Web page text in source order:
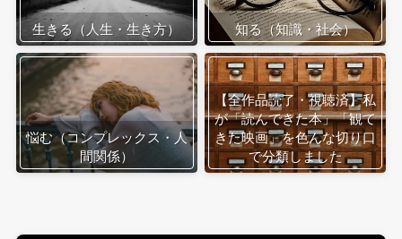
生きる（人生・生き方） 知る（知識・社会）
悩む（コンプレックス・人
間関係）
【全作品読了・視聴済】私
が「読んできた本」「観て
きた映画」を色んな切り口
で分類しました